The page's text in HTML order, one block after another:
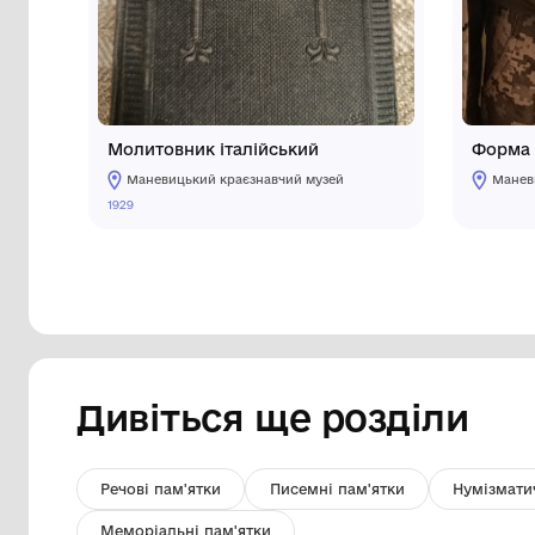
Інші предмети